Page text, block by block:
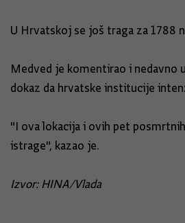
U Hrvatskoj se još traga za 1788
Medved je komentirao i nedavno
dokaz da hrvatske institucije
"I ova lokacija i ovih pet
istrage", kazao je.
Izvor: HINA/Vlada